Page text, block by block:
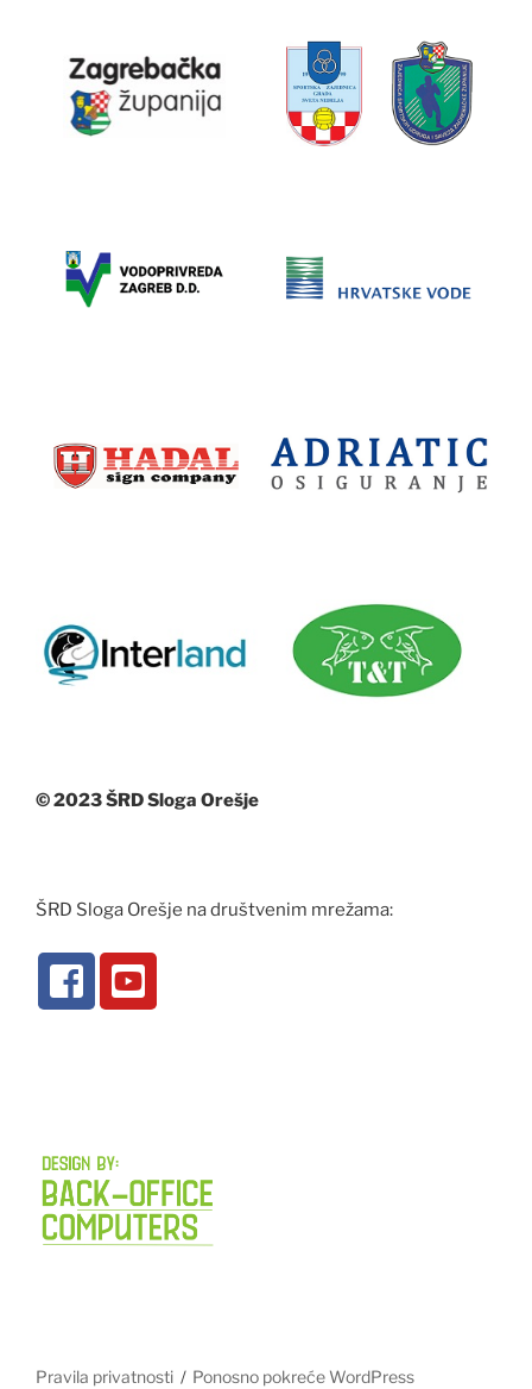
© 2023 ŠRD Sloga Orešje
ŠRD Sloga Orešje na društvenim mrežama:
Pravila privatnosti Ponosno pokreće WordPress